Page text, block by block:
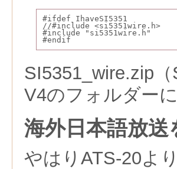
#ifdef IhaveSI5351
//#include <si5351wire.h>
#include "si5351wire.h"
#endif
SI5351_wire.zip
V4のフォルダー
海外日本語放送
やはりATS-20より